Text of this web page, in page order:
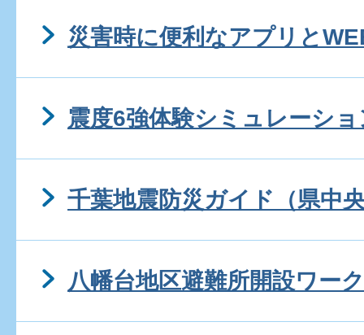
災害時に便利なアプリと
震度6強体験シミュレーショ
千葉地震防災ガイド（県中
八幡台地区避難所開設ワー